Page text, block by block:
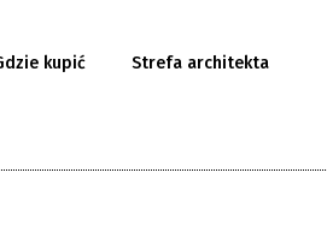
kupić Strefa architekta